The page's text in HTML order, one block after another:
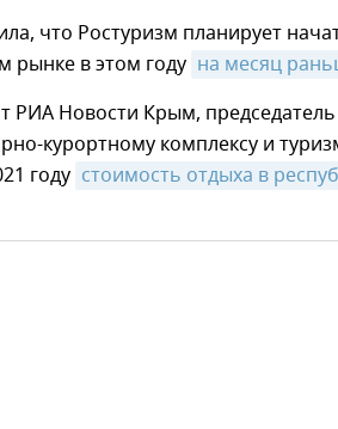
что Ростуризм планирует
рынке в этом году на месяц
РИА Новости Крым,
курортному комплексу и
году стоимость отдыха в